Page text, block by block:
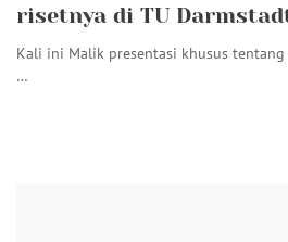
risetnya di TU
Kali ini Malik presentasi khusus
…